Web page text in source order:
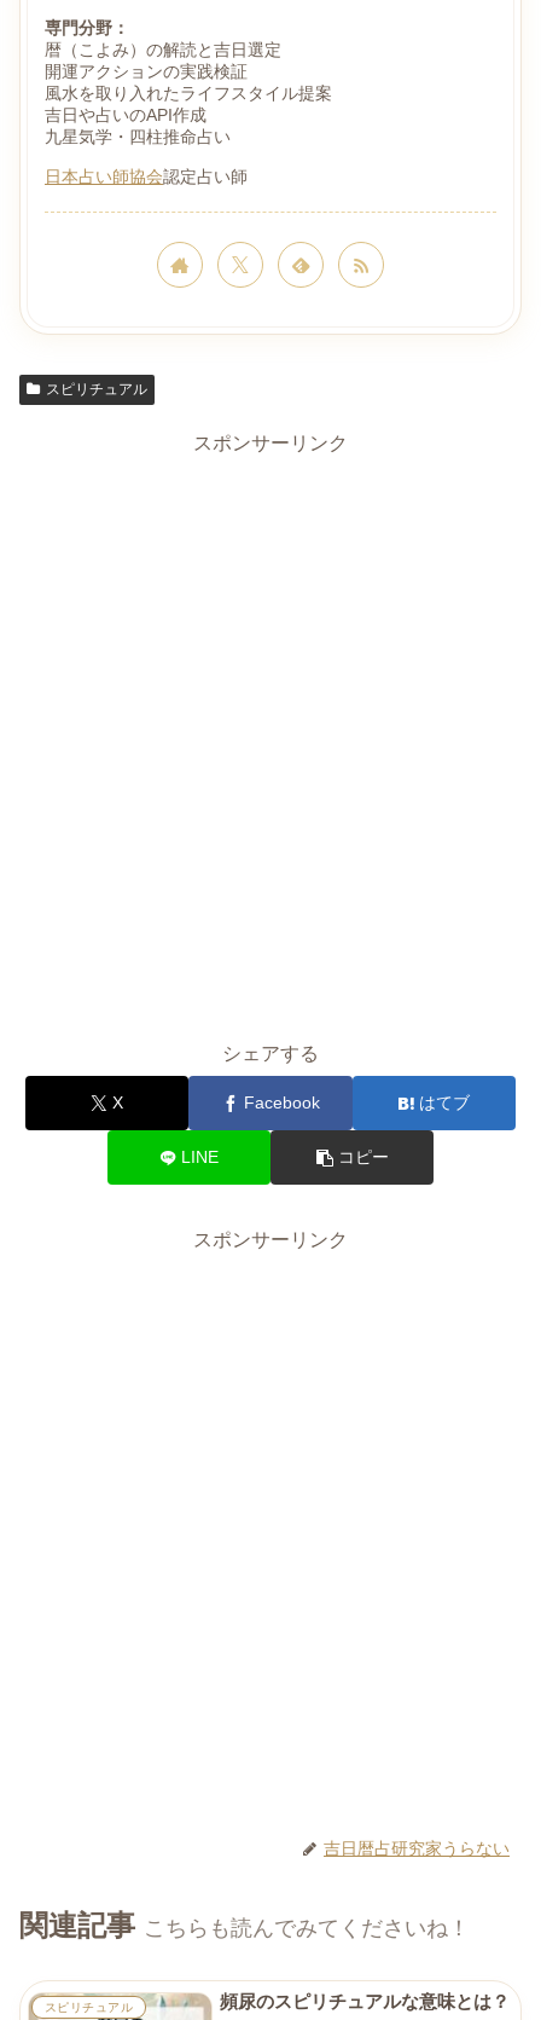
専門分野：
暦（こよみ）の解読と吉日選定
開運アクションの実践検証
風水を取り入れたライフスタイル提案
吉日や占いのAPI作成
九星気学・四柱推命占い
日本占い師協会認定占い師
スピリチュアル
スポンサーリンク
シェアする
X Facebook はてブ
LINE コピー
スポンサーリンク
吉日暦占研究家うらない
関連記事 こちらも読んでみてくださいね！
スピリチュアル 頻尿のスピリチュアルな意味とは？